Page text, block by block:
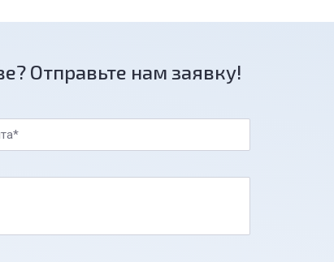
Отправьте нам заявку!